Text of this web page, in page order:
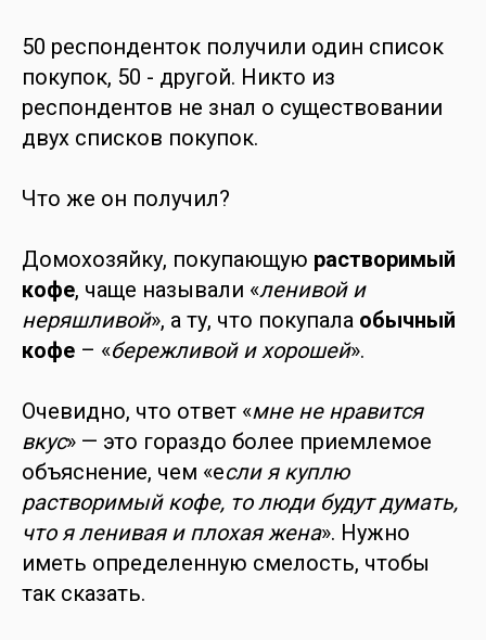
50 респонденток получили один список
покупок, 50 - другой. Никто из
респондентов не знал о существовании
двух списков покупок.
Что же он получил?
Домохозяйку, покупающую растворимый
кофе, чаще называли «ленивой и
неряшливой», а ту, что покупала обычный
кофе – «бережливой и хорошей».
Очевидно, что ответ «мне не нравится
вкус» — это гораздо более приемлемое
объяснение, чем «если я куплю
растворимый кофе, то люди будут думать,
что я ленивая и плохая жена». Нужно
иметь определенную смелость, чтобы
так сказать.